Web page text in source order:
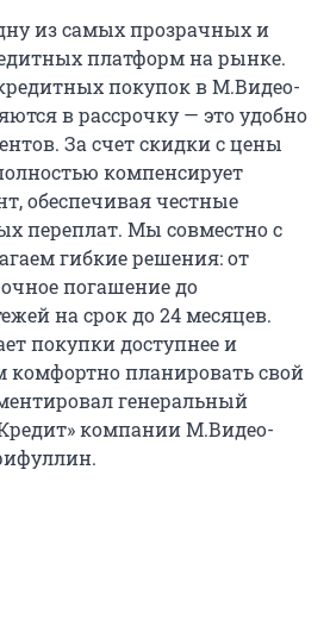
из самых прозрачных и
платформ на рынке.
кредитных покупок в М.Видео-
в рассрочку — это удобно
За счет скидки с цены
компенсирует
обеспечивая честные
переплат. Мы совместно с
гибкие решения: от
погашение до
на срок до 24 месяцев.
покупки доступнее и
комфортно планировать свой
генеральный
компании М.Видео-